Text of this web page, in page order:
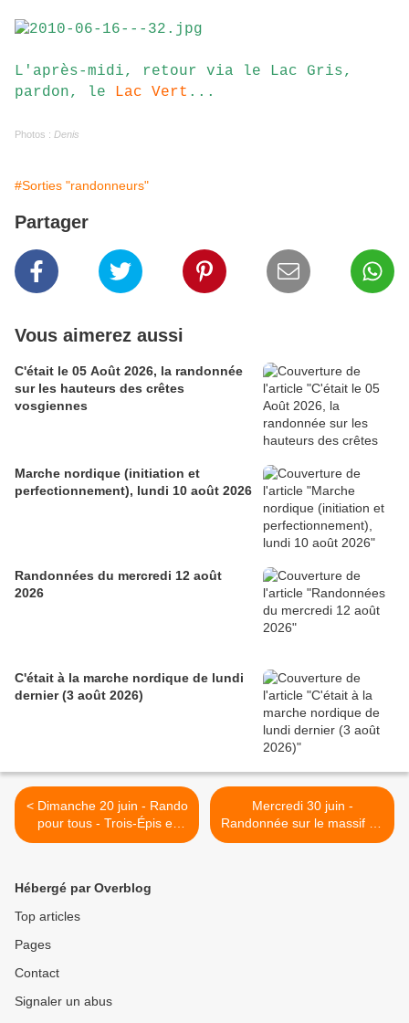
L'après-midi, retour via le Lac Gris,
pardon, le Lac Vert ...
Photos : Denis
#Sorties "randonneurs"
Partager
Vous aimerez aussi
C'était le 05 Août 2026, la randonnée
sur les hauteurs des crêtes
vosgiennes
Marche nordique (initiation et
perfectionnement), lundi 10 août 2026
Randonnées du mercredi 12 août
2026
C'était à la marche nordique de lundi
dernier (3 août 2026)
< Dimanche 20 juin - Rando
pour tous - Trois-Épis et
Labaroche
Mercredi 30 juin -
Randonnée sur le massif du
Petit-Ballon >
Hébergé par Overblog
Top articles
Pages
Contact
Signaler un abus